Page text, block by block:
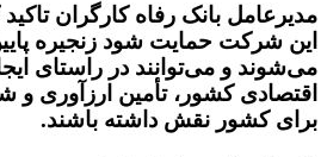
مدیرعامل بانک رفاه کارگران
این شرکت حمایت شود زنجیره
می‌شوند و می‌توانند در راستای
اقتصادی کشور، تأمین ارزآوری و
برای کشور نقش داشته باشند.